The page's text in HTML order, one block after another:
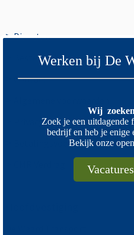
>Diensten
Bestemmingen
Contact
Privacyverklaring
Betalingsvoorwaarden
Werken bij De
Wij
Zoek je een uitdagende
bedrijf en heb je enige
Bekijk onze